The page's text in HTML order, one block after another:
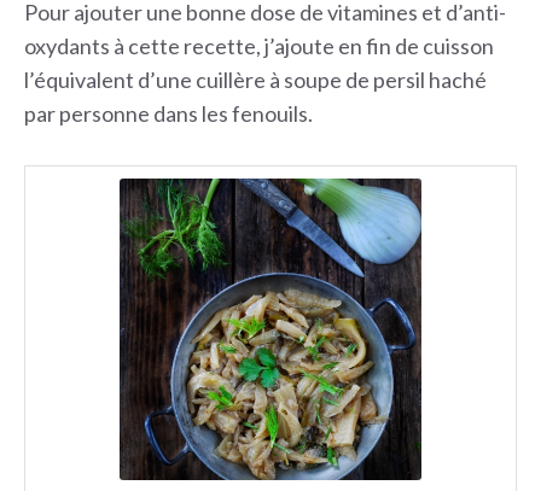
Pour ajouter une bonne dose de vitamines et d’anti-
oxydants à cette recette, j’ajoute en fin de cuisson
l’équivalent d’une cuillère à soupe de persil haché
par personne dans les fenouils.